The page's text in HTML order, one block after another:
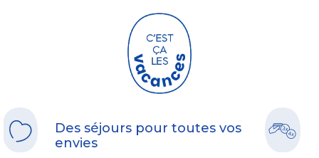
Des séjours pour toutes vos
envies